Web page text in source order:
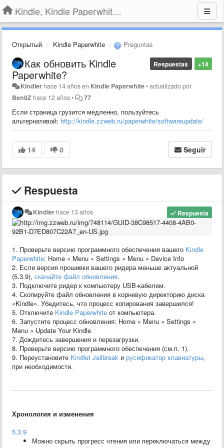
Kindle, Kindle Paperwhite, Kindle Voyage
Открытый Kindle Paperwhite Preguntas
+14
Respuestas
Как обновить Kindle
Paperwhite?
Kindler hace 14 añosen Kindle Paperwhite•actualizado por
Ben0Z hace 12 años• 77
Если страница грузится медленно, пользуйтесь
альтернативой: http://kindle.zzweb.ru/paperwhite/softwareupdate/
14 0 Seguir
Respuesta
Respuesta
Kindler hace 13 años
1. Проверьте версию программного обеспечения вашего Kindle
Paperwhite: Home » Menu » Settings » Menu » Device Info
2. Если версия прошивки вашего ридера меньше актуальной
(5.3.9), скачайте файл обновления.
3. Подключите ридер к компьютеру USB-кабелем.
4. Скопируйте файл обновления в корневую директорию диска
«Kindle». Убедитесь, что процесс копирования завершился!
5. Отключите Kindle Paperwhite от компьютера.
6. Запустите процесс обновления: Home » Menu » Settings »
Menu » Update Your Kindle
7. Дождитесь завершения и перезагрузки.
8. Проверьте версию программного обеспечения (см.п. 1).
9. Переустановите Kindlet Jailbreak и русификатор клавиатуры,
при необходимости.
Хронология и изменения
5.3.9
Можно скрыть прогресс чтения или переключаться между